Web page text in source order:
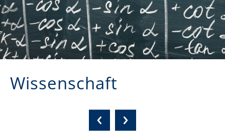
Wissenschaft